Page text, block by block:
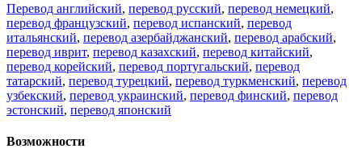
Перевод английский, перевод русский, перевод немецкий,
перевод французский, перевод испанский, перевод
итальянский, перевод азербайджанский, перевод арабский,
перевод иврит, перевод казахский, перевод китайский,
перевод корейский, перевод португальский, перевод
татарский, перевод турецкий, перевод туркменский, перевод
узбекский, перевод украинский, перевод финский, перевод
эстонский, перевод японский
Возможности